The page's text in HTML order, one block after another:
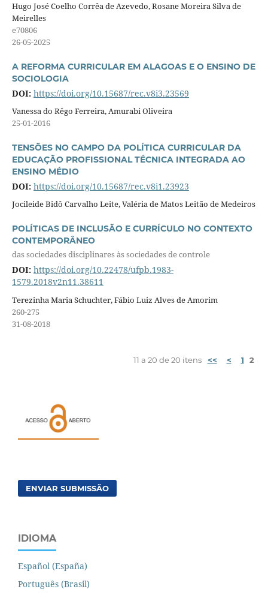
Hugo José Coelho Corrêa de Azevedo, Rosane Moreira Silva de
Meirelles
e70806
26-05-2025
A REFORMA CURRICULAR EM ALAGOAS E O ENSINO DE
SOCIOLOGIA
DOI: https://doi.org/10.15687/rec.v8i3.23569
Vanessa do Rêgo Ferreira, Amurabi Oliveira
25-01-2016
TENSÕES NO CAMPO DA POLÍTICA CURRICULAR DA
EDUCAÇÃO PROFISSIONAL TÉCNICA INTEGRADA AO
ENSINO MÉDIO
DOI: https://doi.org/10.15687/rec.v8i1.23923
Jocileide Bidô Carvalho Leite, Valéria de Matos Leitão de Medeiros
POLÍTICAS DE INCLUSÃO E CURRÍCULO NO CONTEXTO
CONTEMPORÂNEO
das sociedades disciplinares às sociedades de controle
DOI: https://doi.org/10.22478/ufpb.1983-
1579.2018v2n11.38611
Terezinha Maria Schuchter, Fábio Luiz Alves de Amorim
260-275
31-08-2018
11 a 20 de 20 itens << < 1 2
ENVIAR SUBMISSÃO
IDIOMA
Español (España)
Português (Brasil)